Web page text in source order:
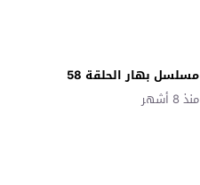
مسلسل بهار الحلقة 58
منذ 8 أشهر